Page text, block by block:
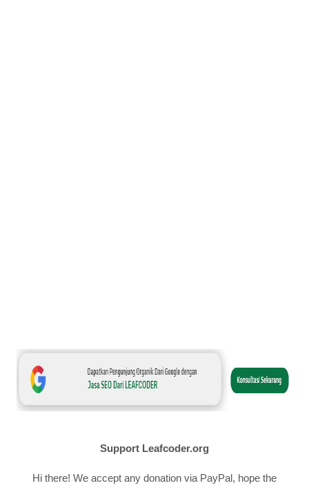
Support Leafcoder.org
Hi there! We accept any donation via PayPal, hope the